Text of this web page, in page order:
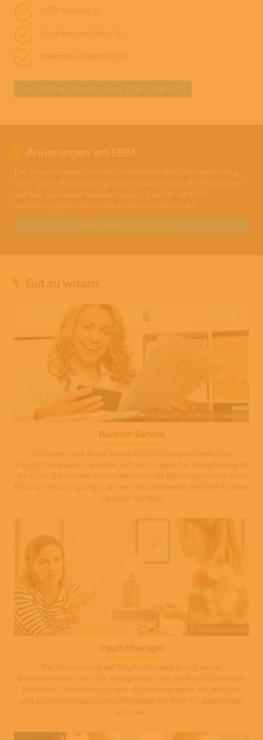
AOP-Katalog
Vergütungsstruktur
Heilmittel-Zuzahlung
Zur Online-Abrechnung (KV-SafeNet*)
EBM-Änderungen lesen
Gut zu wissen
© AdobeStock (Robert Kneschke)
Rückruf-Service
Ärztinnen und Ärzte sowie Psychotherapeutinnen und
Psychotherapeuten wenden sich bei Fragen zur Abrechnung an
die KVH. Sie können einen telefonischen Beratungstermin beim
Rückruf-Service buchen, an dem Mitarbeitende der EBM-Hotline
sie dann anrufen.
© Photographee.eu
Psychotherapie
Die Abrechnung der Psychotherapie bringt einige
Besonderheiten mit sich. Maßgebend sind die Psychotherapie-
Richtlinie, -Vereinbarung und -Genehmigungen, die ärztliche
und psychotherapeutische Mitglieder bei ihrer KV beantragen
können.